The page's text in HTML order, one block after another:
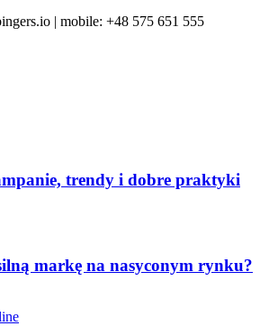
| mobile: +48 575 651 555
trendy i dobre praktyki
markę na nasyconym rynku?